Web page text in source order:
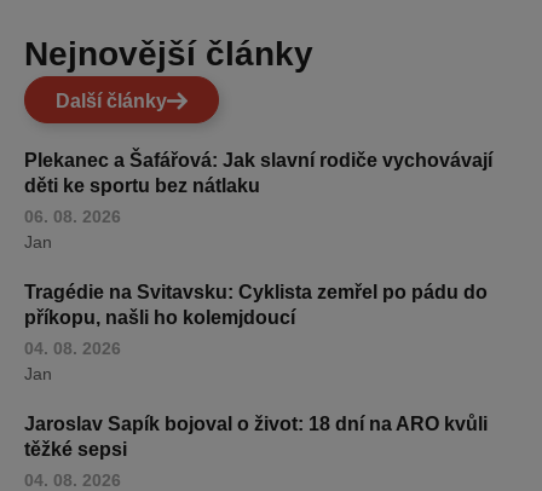
Nejnovější články
Další články
Plekanec a Šafářová: Jak slavní rodiče vychovávají
děti ke sportu bez nátlaku
06. 08. 2026
Jan
Tragédie na Svitavsku: Cyklista zemřel po pádu do
příkopu, našli ho kolemjdoucí
04. 08. 2026
Jan
Jaroslav Sapík bojoval o život: 18 dní na ARO kvůli
těžké sepsi
04. 08. 2026